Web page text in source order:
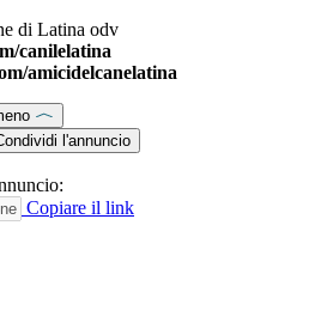
di Latina odv
canilelatina
amicidelcanelatina
l'annuncio
Copiare il link